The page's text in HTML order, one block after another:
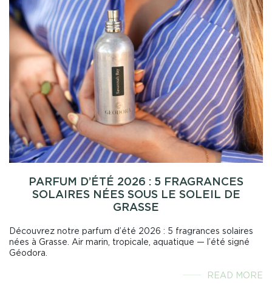
PARFUM D’ÉTÉ 2026 : 5 FRAGRANCES
SOLAIRES NÉES SOUS LE SOLEIL DE
GRASSE
Découvrez notre parfum d’été 2026 : 5 fragrances solaires
nées à Grasse. Air marin, tropicale, aquatique — l’été signé
Géodora.
READ MORE